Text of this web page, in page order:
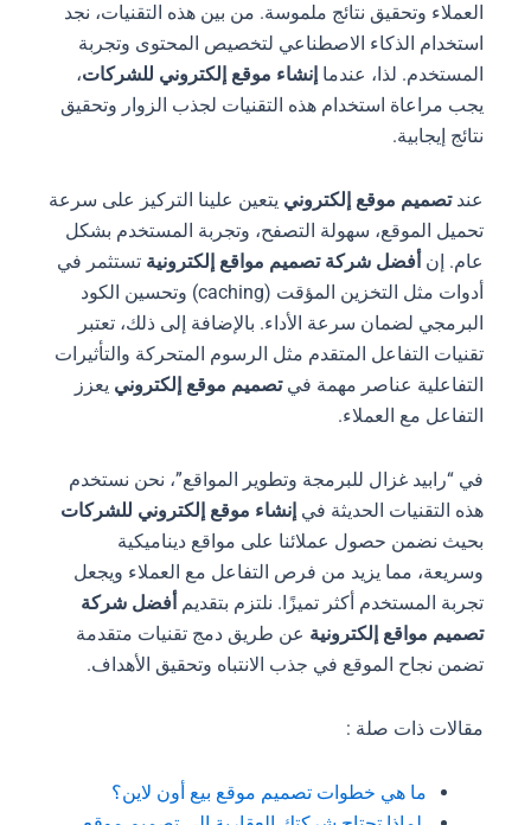
العملاء وتحقيق نتائج ملموسة. من بين هذه التقنيات، نجد
استخدام الذكاء الاصطناعي لتخصيص المحتوى وتجربة
المستخدم. لذا، عندماإنشاء موقع إلكتروني للشركات،
يجب مراعاة استخدام هذه التقنيات لجذب الزوار وتحقيق
نتائج إيجابية.
عندتصميم موقع إلكترونييتعين علينا التركيز على سرعة
تحميل الموقع، سهولة التصفح، وتجربة المستخدم بشكل
عام. إنأفضل شركة تصميم مواقع إلكترونيةتستثمر في
أدوات مثل التخزين المؤقت (caching) وتحسين الكود
البرمجي لضمان سرعة الأداء. بالإضافة إلى ذلك، تعتبر
تقنيات التفاعل المتقدم مثل الرسوم المتحركة والتأثيرات
التفاعلية عناصر مهمة في تصميم موقع إلكترونييعزز
التفاعل مع العملاء.
في “رابيد غزال للبرمجة وتطوير المواقع”، نحن نستخدم
هذه التقنيات الحديثة في إنشاء موقع إلكتروني للشركات
بحيث نضمن حصول عملائنا على مواقع ديناميكية
وسريعة، مما يزيد من فرص التفاعل مع العملاء ويجعل
تجربة المستخدم أكثر تميزًا. نلتزم بتقديمأفضل شركة
تصميم مواقع إلكترونيةعن طريق دمج تقنيات متقدمة
تضمن نجاح الموقع في جذب الانتباه وتحقيق الأهداف.
مقالات ذات صلة :
ما هي خطوات تصميم موقع بيع أون لاين؟